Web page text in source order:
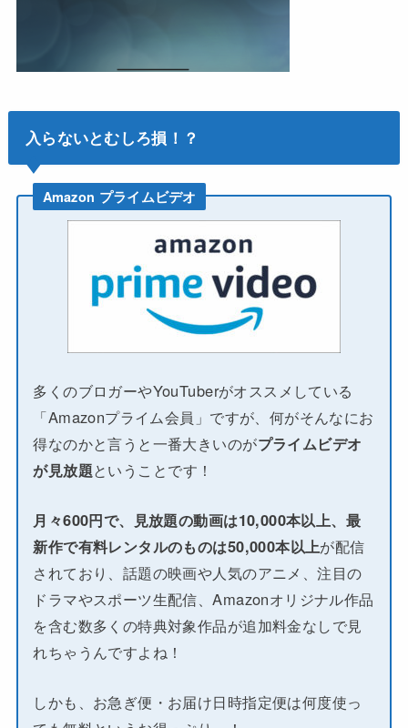
入らないとむしろ損！？
Amazon プライムビデオ
多くのブロガーやYouTuberがオススメしている
「Amazonプライム会員」ですが、何がそんなにお
得なのかと言うと一番大きいのがプライムビデオ
が見放題ということです！
月々600円で、見放題の動画は10,000本以上、最
新作で有料レンタルのものは50,000本以上が配信
されており、話題の映画や人気のアニメ、注目の
ドラマやスポーツ生配信、Amazonオリジナル作品
を含む数多くの特典対象作品が追加料金なしで見
れちゃうんですよね！
しかも、お急ぎ便・お届け日時指定便は何度使っ